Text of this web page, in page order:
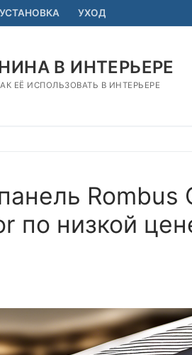
УСТАНОВКА УХОД
В ИНТЕРЬЕРЕ
ЕЁ ИСПОЛЬЗОВАТЬ В ИНТЕРЬЕРЕ
Rombus
по низкой